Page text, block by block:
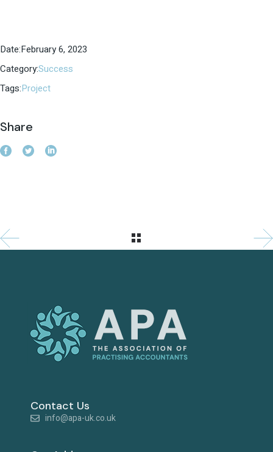
Date:February 6, 2023
Category:Success
Tags:Project
Share
Contact Us
info@apa-uk.co.uk